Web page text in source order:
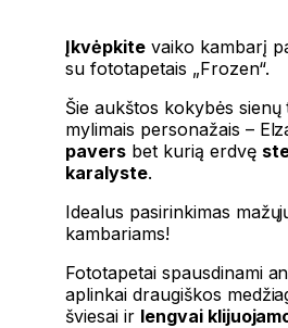
Įkvėpkitevaiko kambarį
su fototapetais „Frozen“.
Šie aukštos kokybės sienų
mylimais personažais –
paversbet kurią erdvę
karalyste.
Idealus pasirinkimas
kambariams!
Fototapetai spausdinami
aplinkai draugiškos
šviesai ir lengvai